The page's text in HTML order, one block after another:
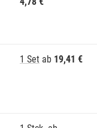
1 Set ab 19,41 €